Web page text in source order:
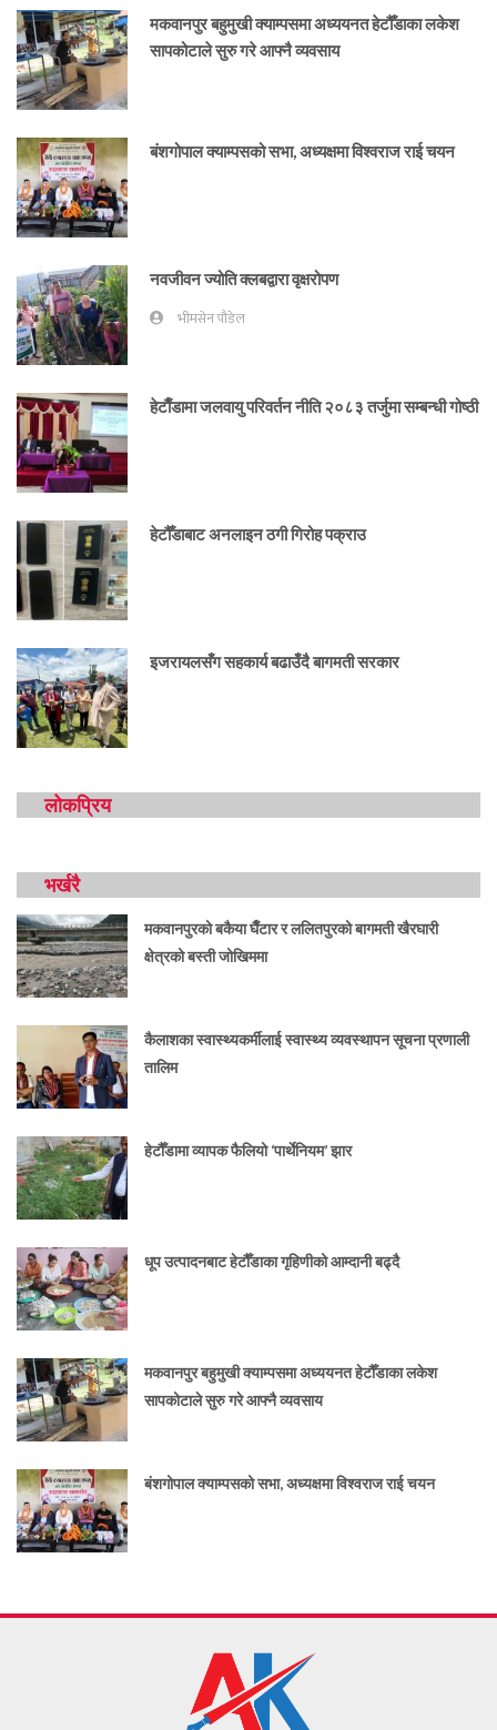
मकवानपुर बहुमुखी क्याम्पसमा अध्ययनत हेटौँडाका लकेश
सापकोटाले सुरु गरे आफ्नै व्यवसाय
बंशगोपाल क्याम्पसको सभा, अध्यक्षमा विश्वराज राई चयन
नवजीवन ज्योति क्लबद्वारा वृक्षरोपण
भीमसेन पौडेल
हेटाैँडामा जलवायु परिवर्तन नीति २०८३ तर्जुमा सम्बन्धी गोष्ठी
हेटौँडाबाट अनलाइन ठगी गिरोह पक्राउ
इजरायलसँग सहकार्य बढाउँदै बागमती सरकार
लोकप्रिय
भर्खरै
मकवानपुरको बकैया घैँटार र ललितपुरको बागमती खैरघारी
क्षेत्रको बस्ती जोखिममा
कैलाशका स्वास्थ्यकर्मीलाई स्वास्थ्य व्यवस्थापन सूचना प्रणाली
तालिम
हेटौँडामा व्यापक फैलियो ‘पार्थेनियम’ झार
धूप उत्पादनबाट हेटौँडाका गृहिणीको आम्दानी बढ्दै
मकवानपुर बहुमुखी क्याम्पसमा अध्ययनत हेटौँडाका लकेश
सापकोटाले सुरु गरे आफ्नै व्यवसाय
बंशगोपाल क्याम्पसको सभा, अध्यक्षमा विश्वराज राई चयन